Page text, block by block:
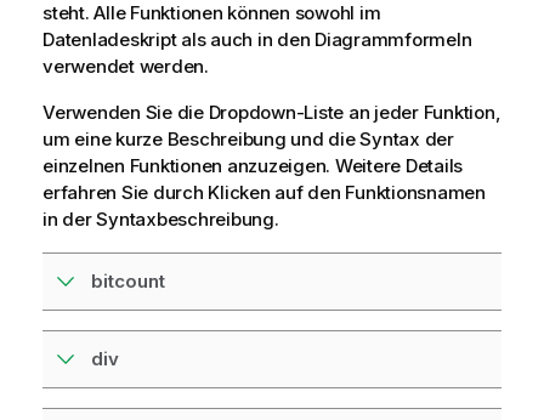
steht. Alle Funktionen können sowohl im
Datenladeskript als auch in den Diagrammformeln
verwendet werden.
Verwenden Sie die Dropdown-Liste an jeder Funktion,
um eine kurze Beschreibung und die Syntax der
einzelnen Funktionen anzuzeigen. Weitere Details
erfahren Sie durch Klicken auf den Funktionsnamen
in der Syntaxbeschreibung.
bitcount
div